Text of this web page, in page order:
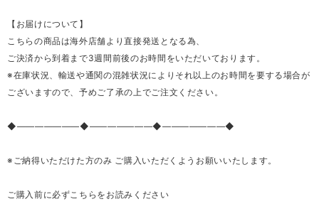
【お届けについて】
こちらの商品は海外店舗より直接発送となる為、
ご決済から到着まで3週間前後のお時間をいただいております。
※在庫状況、輸送や通関の混雑状況によりそれ以上のお時間を要する場合が
ございますので、予めご了承の上でご注文ください。
◆―――――――◆―――――――◆―――――――◆
※ご納得いただけた方のみ ご購入いただくようお願いいたします。
ご購入前に必ずこちらをお読みください